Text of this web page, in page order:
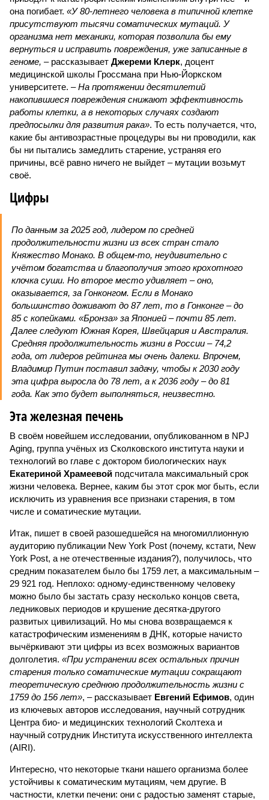
она погибает. «У 80-летнего человека в типичной клетке
присутствуют тысячи соматических мутаций. У
организма нет механики, которая позволила бы ему
вернуться и исправить повреждения, уже записанные в
геноме, – рассказывает Джереми Клерк, доцент
медицинской школы Гроссмана при Нью-Йоркском
университете. – На протяжении десятилетий
накопившиеся повреждения снижают эффективность
работы клетки, а в некоторых случаях создают
предпосылки для развития рака». То есть получается, что,
какие бы антивозрастные процедуры вы ни проводили, как
бы ни пытались замедлить старение, устраняя его
причины, всё равно ничего не выйдет – мутации возьмут
своё.
Цифры
По данным за 2025 год, лидером по средней
продолжительности жизни из всех стран стало
Княжество Монако. В общем-то, неудивительно с
учётом богатства и благополучия этого крохотного
клочка суши. Но второе место удивляет – оно,
оказывается, за Гонконгом. Если в Монако
большинство доживают до 87 лет, то в Гонконге – до
85 с копейками. «Бронза» за Японией – почти 85 лет.
Далее следуют Южная Корея, Швейцария и Австралия.
Средняя продолжительность жизни в России – 74,2
года, от лидеров рейтинга мы очень далеки. Впрочем,
Владимир Путин поставил задачу, чтобы к 2030 году
эта цифра выросла до 78 лет, а к 2036 году – до 81
года. Как это будет выполняться, неизвестно.
Эта железная печень
В своём новейшем исследовании, опубликованном в NPJ
Aging, группа учёных из Сколковского института науки и
технологий во главе с доктором биологических наук
Екатериной Храмеевой подсчитала максимальный срок
жизни человека. Вернее, каким бы этот срок мог быть, если
исключить из уравнения все признаки старения, в том
числе и соматические мутации.
Итак, пишет в своей разошедшейся на многомиллионную
аудиторию публикации New York Post (почему, кстати, New
York Post, а не отечественные издания?), получилось, что
средним показателем было бы 1759 лет, а максимальным –
29 921 год. Неплохо: одному-единственному человеку
можно было бы застать сразу несколько концов света,
ледниковых периодов и крушение десятка-другого
развитых цивилизаций. Но мы снова возвращаемся к
катастрофическим изменениям в ДНК, которые начисто
вычёркивают эти цифры из всех возможных вариантов
долголетия. «При устранении всех остальных причин
старения только соматические мутации сокращают
теоретическую среднюю продолжительность жизни с
1759 до 156 лет», – рассказывает Евгений Ефимов, один
из ключевых авторов исследования, научный сотрудник
Центра био- и медицинских технологий Сколтеха и
научный сотрудник Института искусственного интеллекта
(AIRI).
Интересно, что некоторые ткани нашего организма более
устойчивы к соматическим мутациям, чем другие. В
частности, клетки печени: они с радостью заменят старые,